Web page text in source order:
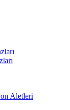
Aletleri